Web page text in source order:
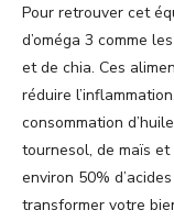
Pour retrouver cet
d’oméga 3 comme
et de chia. Ces
réduire
consommation
tournesol, de maïs
environ 50%
transformer votre